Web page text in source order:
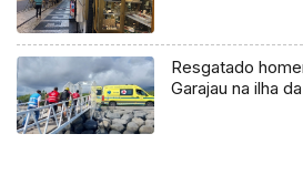
Resgatado
Garajau na ilha